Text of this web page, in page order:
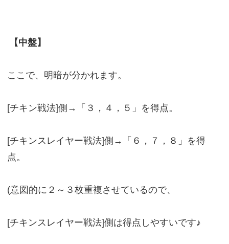
【中盤】
ここで、明暗が分かれます。
[チキン戦法]側→「３，４，５」を得点。
[チキンスレイヤー戦法]側→「６，７，８」を得
点。
(意図的に２～３枚重複させているので、
[チキンスレイヤー戦法]側は得点しやすいです♪